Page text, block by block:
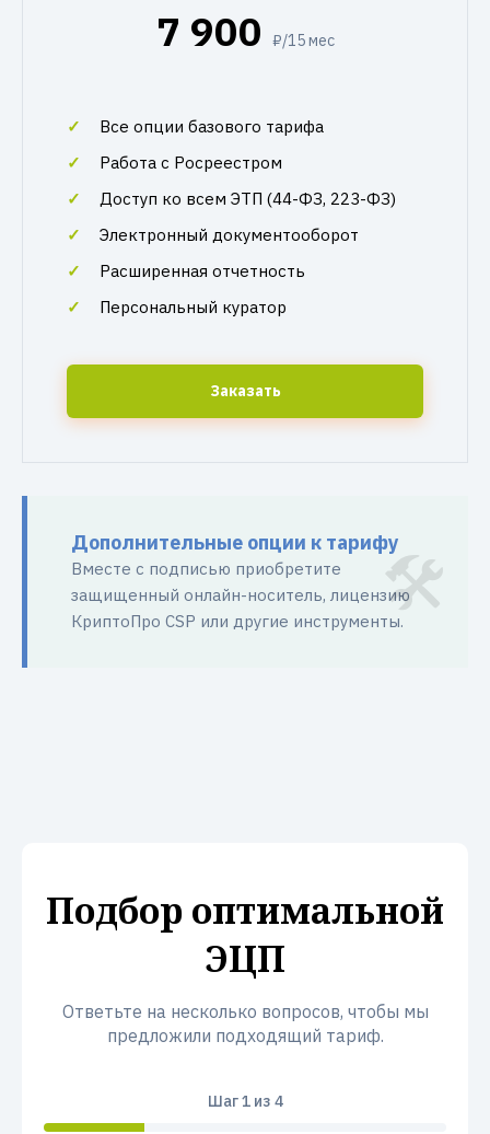
7 900 ₽/15 мес
Все опции базового тарифа
Работа с Росреестром
Доступ ко всем ЭТП (44-ФЗ, 223-ФЗ)
Электронный документооборот
Расширенная отчетность
Персональный куратор
Заказать
Дополнительные опции к тарифу
Вместе с подписью приобретите
защищенный онлайн-носитель, лицензию
КриптоПро CSP или другие инструменты.
Подбор оптимальной
ЭЦП
Ответьте на несколько вопросов, чтобы мы
предложили подходящий тариф.
Шаг1из 4